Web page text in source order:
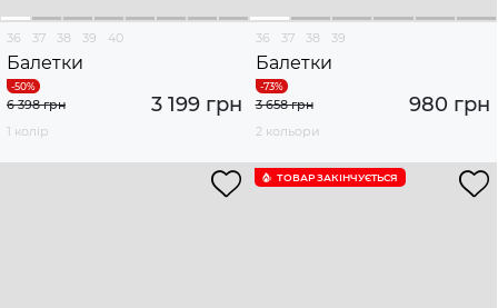
36 37 38 39 40
Балетки
3 199 грн
6 398 грн
1 колір
36 37 38 39
Балетки
980 грн
3 658 грн
2 кольори
ТОВАР ЗАКІНЧУЄTЬСЯ